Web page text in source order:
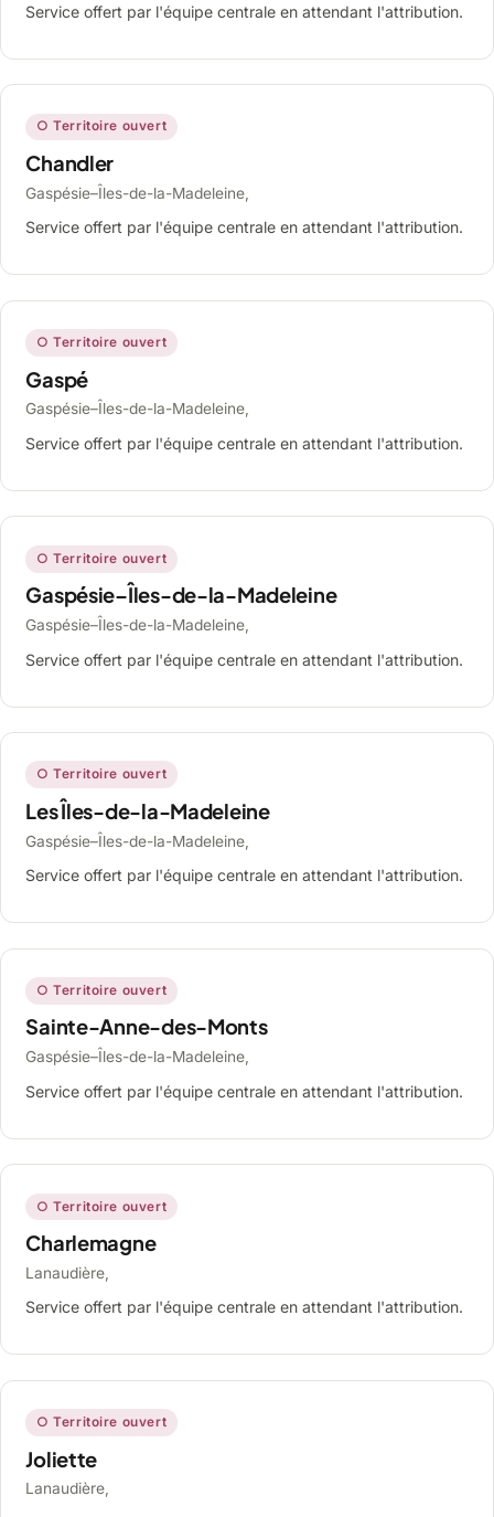
Service offert par l'équipe centrale en attendant l'attribution.
○ Territoire ouvert
Chandler
Gaspésie–Îles-de-la-Madeleine,
Service offert par l'équipe centrale en attendant l'attribution.
○ Territoire ouvert
Gaspé
Gaspésie–Îles-de-la-Madeleine,
Service offert par l'équipe centrale en attendant l'attribution.
○ Territoire ouvert
Gaspésie–Îles-de-la-Madeleine
Gaspésie–Îles-de-la-Madeleine,
Service offert par l'équipe centrale en attendant l'attribution.
○ Territoire ouvert
Les Îles-de-la-Madeleine
Gaspésie–Îles-de-la-Madeleine,
Service offert par l'équipe centrale en attendant l'attribution.
○ Territoire ouvert
Sainte-Anne-des-Monts
Gaspésie–Îles-de-la-Madeleine,
Service offert par l'équipe centrale en attendant l'attribution.
○ Territoire ouvert
Charlemagne
Lanaudière,
Service offert par l'équipe centrale en attendant l'attribution.
○ Territoire ouvert
Joliette
Lanaudière,